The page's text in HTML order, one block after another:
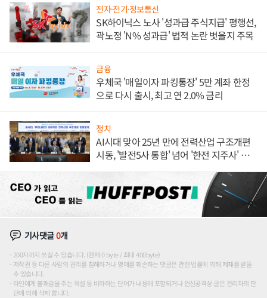
전자·전기·정보통신
SK하이닉스 노사 '성과급 주식지급' 평행선,
곽노정 'N% 성과급' 법적 논란 벗을지 주목
금융
우체국 '매일이자 파킹통장' 5만 계좌 한정
으로 다시 출시, 최고 연 2.0% 금리
정치
AI시대 맞아 25년 만에 전력산업 구조개편
시동, '발전5사 통합' 넘어 '한전 지주사' 재편
기사댓글0개
200자까지 쓰실 수 있습니다. (현재 0 byte / 최대 400byte)
저작권 등 다른 사람의 권리를 침해하거나 명예를 훼손하는 댓글은 관련 법률에 의해 제재를 받을
수 있습니다.
타인에게 불쾌감을 주는 욕설 등 비하하는 단어가 내용에 포함되거나 인신공격성 글은 관리자의 판
단에 의해 삭제 합니다.